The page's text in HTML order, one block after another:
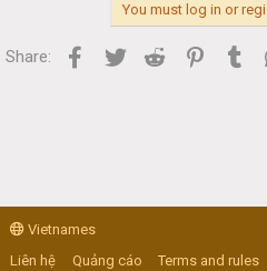
You must log in or
Share: Facebook
Twitter Reddit
Vietnames
Liên hệ
Quảng cáo Terms and rules